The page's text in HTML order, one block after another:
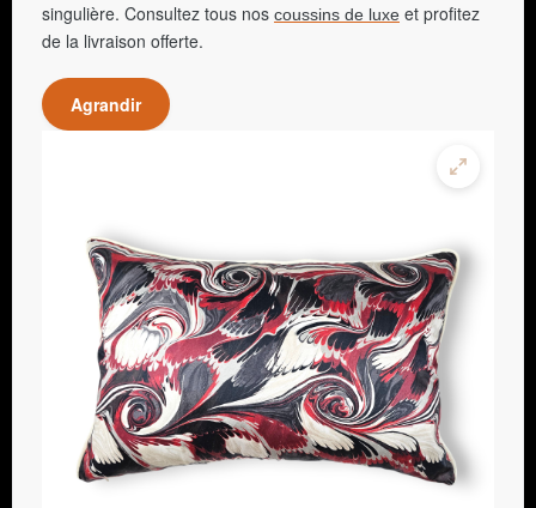
singulière. Consultez tous nos coussins de luxe et profitez
de la livraison offerte.
Agrandir